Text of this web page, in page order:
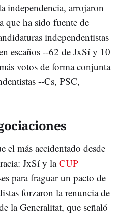
independencia, arrojaron
que ha sido fuente de
independentistas
escaños --62 de JxSí y 10
votos de forma conjunta
--Cs, PSC,
el más accidentado desde
JxSí y laCUP
para fraguar un pacto de
forzaron la renuncia de
la Generalitat, que señaló